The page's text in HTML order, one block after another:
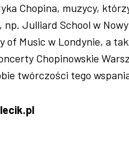
Chopina, muzycy,
Julliard School w
of Music w Londynie, a
Chopinowskie
twórczości tego